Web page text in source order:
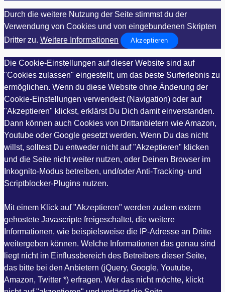
Durch die weitere Nutzung der Seite stimmst du der
Verwendung von Cookies und von eingebundenen Skripten
Dritter zu. Weitere Informationen Akzeptieren
Die Cookie-Einstellungen auf dieser Website sind auf
"Cookies zulassen" eingestellt, um das beste Surferlebnis zu
ermöglichen. Wenn du diese Website ohne Änderung der
Cookie-Einstellungen verwendest (Navigation) oder auf
"Akzeptieren" klickst, erklärst Du Dich damit einverstanden.
Dann können auch Cookies von Drittanbietern wie Amazon,
Youtube oder Google gesetzt werden. Wenn Du das nicht
willst, solltest Du entweder nicht auf "Akzeptieren" klicken
und die Seite nicht weiter nutzen, oder Deinen Browser im
Inkognito-Modus betreiben, und/oder Anti-Tracking- und
Scriptblocker-Plugins nutzen.
Mit einem Klick auf "Akzeptieren" werden zudem extern
gehostete Javascripte freigeschaltet, die weitere
Informationen, wie beispielsweise die IP-Adresse an Dritte
weitergeben können. Welche Informationen das genau sind
liegt nicht im Einflussbereich des Betreibers dieser Seite,
das bitte bei den Anbietern (jQuery, Google, Youtube,
Amazon, Twitter *) erfragen. Wer das nicht möchte, klickt